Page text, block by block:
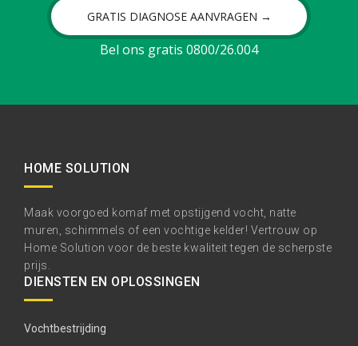
GRATIS DIAGNOSE AANVRAGEN →
Bel ons gratis 0800/26.004
HOME SOLUTION
Maak voorgoed komaf met opstijgend vocht, natte
muren, schimmels of een vochtige kelder! Vertrouw op
Home Solution voor de beste kwaliteit tegen de scherpste
prijs.
DIENSTEN EN OPLOSSINGEN
Vochtbestrijding